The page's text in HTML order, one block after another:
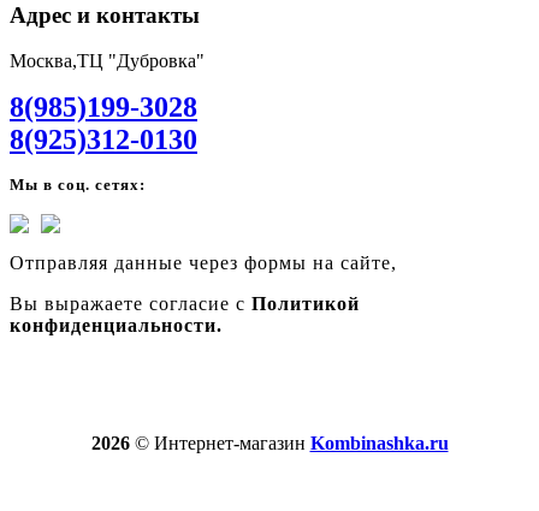
Адрес и контакты
Москва,ТЦ "Дубровка"
8(985)199-3028
8(925)312-0130
Мы в соц. сетях:
Отправляя данные через формы на сайте,
Вы выражаете согласие с Политикой
конфиденциальности.
2026© Интернет-магазин Kombinashka.ru